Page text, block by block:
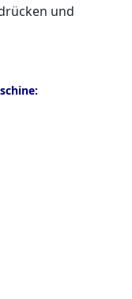
und